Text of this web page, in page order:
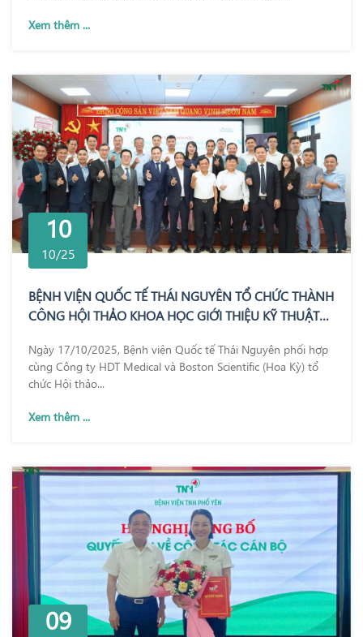
Xem thêm ...
10
10/25
BỆNH VIỆN QUỐC TẾ THÁI NGUYÊN TỔ CHỨC THÀNH
CÔNG HỘI THẢO KHOA HỌC GIỚI THIỆU KỸ THUẬT
TUYẾN TIỀN LIỆT
Ngày 17/10/2025, Bệnh viện Quốc tế Thái Nguyên phối hợp
cùng Công ty HDT Medical và Boston Scientific (Hoa Kỳ) tổ
chức Hội thảo...
Xem thêm ...
09